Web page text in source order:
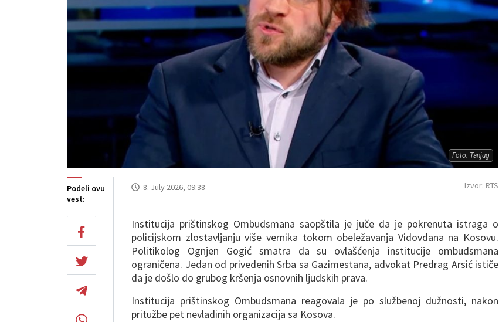
Foto: Tanjug
Podeli ovu
vest:
8. July 2026, 09:38 Izvor: RTS
Institucija prištinskog Ombudsmana saopštila je juče da je pokrenuta istraga o
policijskom zlostavljanju više vernika tokom obeležavanja Vidovdana na Kosovu.
Politikolog Ognjen Gogić smatra da su ovlašćenja institucije ombudsmana
ograničena. Jedan od privedenih Srba sa Gazimestana, advokat Predrag Arsić ističe
da je došlo do grubog kršenja osnovnih ljudskih prava.
Institucija prištinskog Ombudsmana reagovala je po službenoj dužnosti, nakon
pritužbe pet nevladinih organizacija sa Kosova.